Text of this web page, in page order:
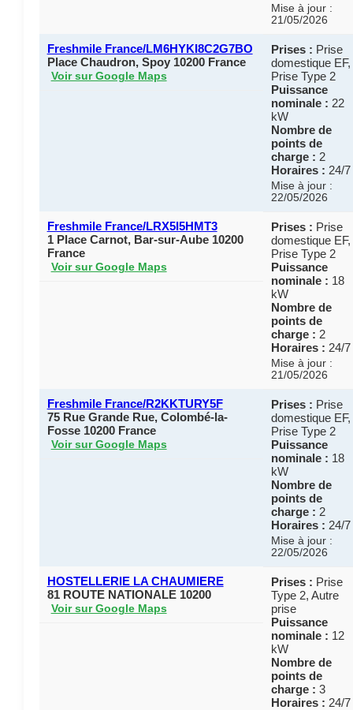
Mise à jour :
21/05/2026
Freshmile France/LM6HYKI8C2G7BO
Place Chaudron, Spoy 10200 France
Voir sur Google Maps
Prises : Prise
domestique EF,
Prise Type 2
Puissance
nominale : 22
kW
Nombre de
points de
charge : 2
Horaires : 24/7
Mise à jour :
22/05/2026
Freshmile France/LRX5I5HMT3
1 Place Carnot, Bar-sur-Aube 10200
France
Voir sur Google Maps
Prises : Prise
domestique EF,
Prise Type 2
Puissance
nominale : 18
kW
Nombre de
points de
charge : 2
Horaires : 24/7
Mise à jour :
21/05/2026
Freshmile France/R2KKTURY5F
75 Rue Grande Rue, Colombé-la-
Fosse 10200 France
Voir sur Google Maps
Prises : Prise
domestique EF,
Prise Type 2
Puissance
nominale : 18
kW
Nombre de
points de
charge : 2
Horaires : 24/7
Mise à jour :
22/05/2026
HOSTELLERIE LA CHAUMIERE
81 ROUTE NATIONALE 10200
Voir sur Google Maps
Prises : Prise
Type 2, Autre
prise
Puissance
nominale : 12
kW
Nombre de
points de
charge : 3
Horaires : 24/7